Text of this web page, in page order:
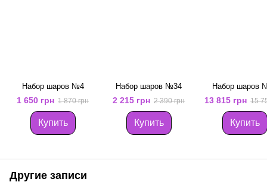
Набор шаров №4
1 650 грн 1 870 грн
Купить
Набор шаров №34
2 215 грн 2 390 грн
Купить
Набор шаров
13 815 грн 15
Купить
Другие записи